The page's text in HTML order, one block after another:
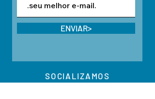
ENVIAR>
SOCIALIZAMOS